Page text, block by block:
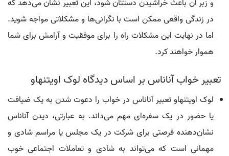
و زبر آن باعث خراشیدن دستتان شود، این تعبیر نشان می‌دهد که
در زندگی واقعی ممکن است با نگرانی‌ها و مشکلاتی مواجه شوید.
اما در نهایت این مشکلات راه را برای موفقیت و آرامش برای شما
هموار خواهند کرد.
تعبیر خواب آناناس بر اساس دیدگاه لوک اویتنهاو
لوک اویتنهاو تعبیر آناناس در خواب را دعوت شدن به یک ضیافت
یا حضور در یک سفره‌ای مهم می‌داند. به عبارتی، دیدن آناناس
نشان‌دهنده فرصتی برای شرکت در یک مجلس یا مراسم شادی و
مهمانی است که می‌تواند به شادی و تعاملات اجتماعی خوب